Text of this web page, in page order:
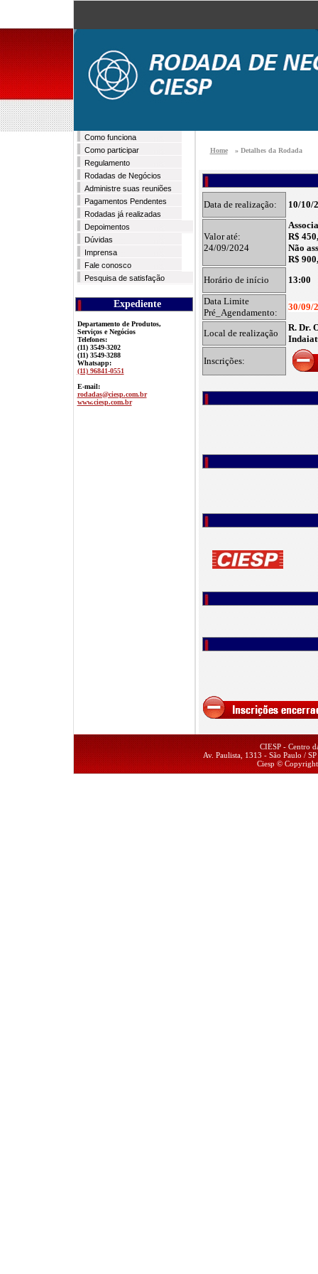
Como funciona
Como participar
Regulamento
Rodadas de Negócios
Administre suas reuniões
Pagamentos Pendentes
Rodadas já realizadas
Depoimentos
Dúvidas
Imprensa
Fale conosco
Pesquisa de satisfação
Expediente
Departamento de Produtos,
Serviços e Negócios
Telefones:
(11) 3549-3202
(11) 3549-3288
Whatsapp:
(11) 96841-0551
E-mail:
rodadas@ciesp.com.br
www.ciesp.com.br
Home » Detalhes da Rodada
Data de realização: 10/10/
Valor até:
24/09/2024
R$
Não
R$
Horário de início
13:00
Data Limite
Pré_Agendamento:
30/09/
Local de realização
R. Dr.
Inscrições:
CIESP - Centro
Av. Paulista, 1313 - São Paulo /
Ciesp ©